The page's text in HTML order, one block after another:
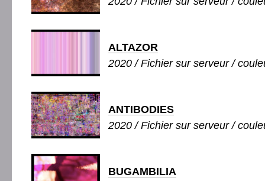
ALTAZOR
2020 / Fichier sur serveur /
ANTIBODIES
2020 / Fichier sur serveur /
BUGAMBILIA